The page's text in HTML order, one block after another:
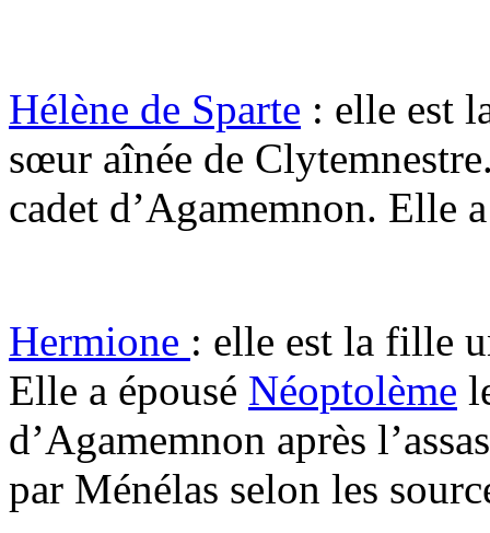
Hélène de Sparte : elle est
sœur aînée de
cadet d’Agamemnon. Elle
Hermione : elle est la fille
Elle a épousé Néoptolème
d’Agamemnon après
par Ménélas selon les